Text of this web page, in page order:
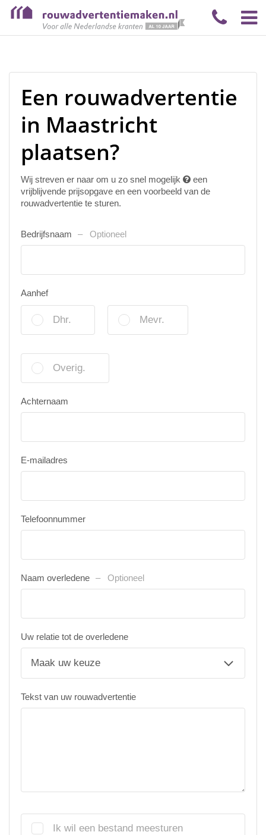
Een rouwadvertentie
in Maastricht
plaatsen?
Wij streven er naar om u zo snel mogelijk
een
vrijblijvende prijsopgave en een voorbeeld van de
rouwadvertentie te sturen.
Bedrijfsnaam Optioneel
Aanhef
Dhr. Mevr.
Overig.
Achternaam
E-mailadres
Telefoonnummer
Naam overledene Optioneel
Uw relatie tot de overledene
Tekst van uw rouwadvertentie
Ik wil een bestand meesturen